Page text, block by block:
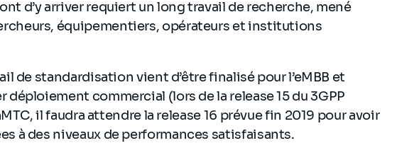
d’y arriver requiert un long travail de recherche, mené
équipementiers, opérateurs et institutions
de standardisation vient d’être finalisé pour l’eMBB et
déploiement commercial (lors de la release 15 du 3GPP
il faudra attendre la release 16 prévue fin 2019 pour avoir
à des niveaux de performances satisfaisants.